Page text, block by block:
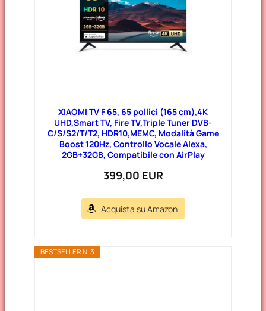
XIAOMI TV F 65, 65 pollici (165 cm),4K
UHD,Smart TV, Fire TV,Triple Tuner DVB-
C/S/S2/T/T2, HDR10,MEMC, Modalità Game
Boost 120Hz, Controllo Vocale Alexa,
2GB+32GB, Compatibile con AirPlay
399,00 EUR
Acquista su Amazon
BESTSELLER N. 3